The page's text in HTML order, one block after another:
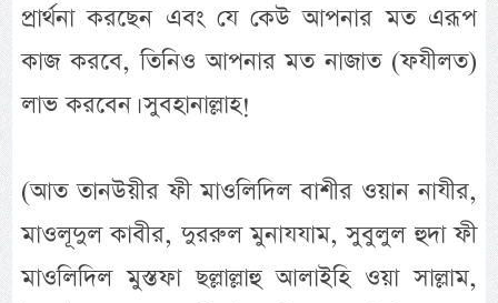
প্রার্থনা করছেন এবং যে কেউ আপনার মত এরূপ
কাজ করবে, তিনিও আপনার মত নাজাত (ফযীলত)
লাভ করবেন। সুবহানাল্লাহ!
(আত তানউয়ীর ফী মাওলিদিল বাশীর ওয়ান নাযীর,
মাওলূদুল কাবীর, দুররুল মুনাযযাম, সুবুলুল হুদা ফী
মাওলিদিল মুস্তফা ছল্লাল্লাহু আলাইহি ওয়া সাল্লাম,